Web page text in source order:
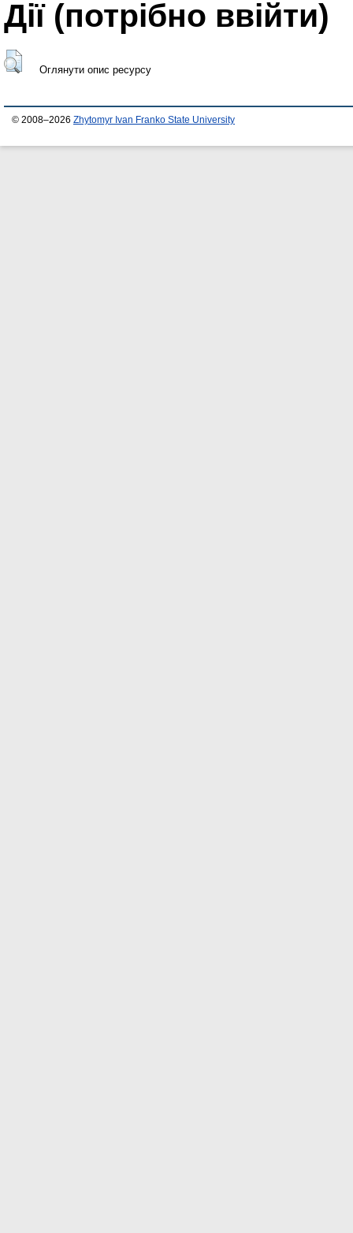
Дії ​​(потрібно ввійти)
Оглянути опис ресурсу
© 2008–2026 Zhytomyr Ivan Franko State University